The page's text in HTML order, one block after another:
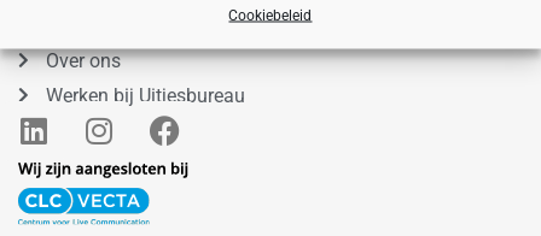
Cookiebeleid
Over ons
Werken bij Uitjesbureau
L
i
n
k
I
n
s
t
F
a